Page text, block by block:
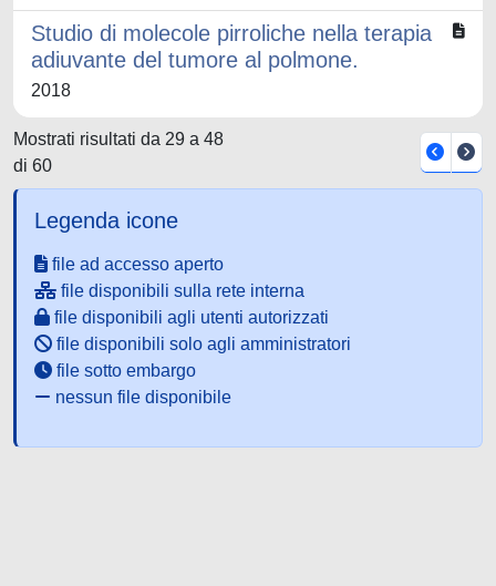
Studio di molecole pirroliche nella terapia
adiuvante del tumore al polmone.
2018
Mostrati risultati da 29 a 48
di 60
Legenda icone
file ad accesso aperto
file disponibili sulla rete interna
file disponibili agli utenti autorizzati
file disponibili solo agli amministratori
file sotto embargo
nessun file disponibile